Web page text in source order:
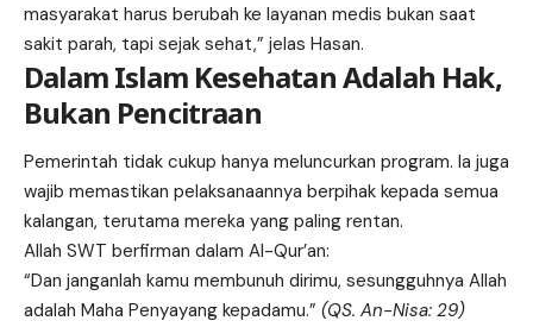
masyarakat harus berubah ke layanan medis bukan saat
sakit parah, tapi sejak sehat,” jelas Hasan.
Dalam Islam Kesehatan Adalah Hak,
Bukan Pencitraan
Pemerintah tidak cukup hanya meluncurkan program. Ia juga
wajib memastikan pelaksanaannya berpihak kepada semua
kalangan, terutama mereka yang paling rentan.
Allah SWT berfirman dalam Al-Qur’an:
“Dan janganlah kamu membunuh dirimu, sesungguhnya Allah
adalah Maha Penyayang kepadamu.” (QS. An-Nisa: 29)